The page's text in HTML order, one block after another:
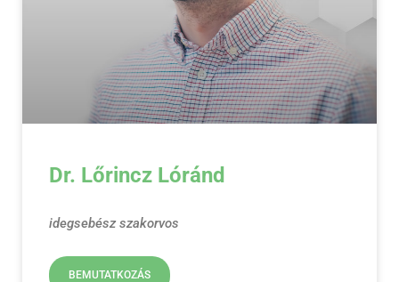
Dr. Lőrincz Lóránd
idegsebész szakorvos
BEMUTATKOZÁS